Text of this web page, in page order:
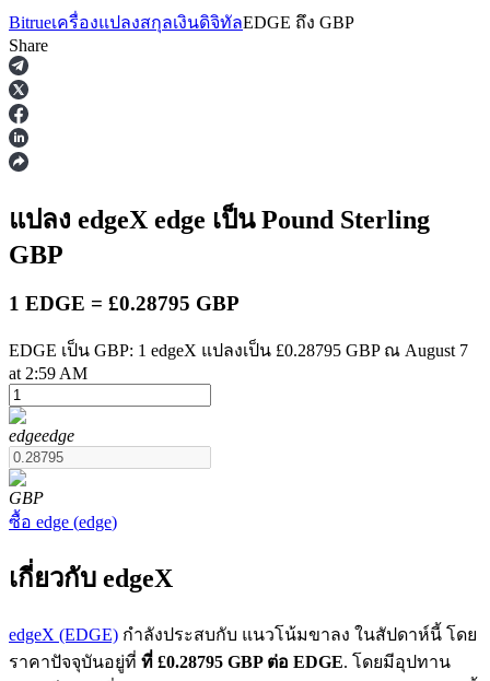
ฟิวเจอร์ส
ฟิวเจอร์สที่ใช้ USDT เป็นหลักประกัน
ฟิวเจอร์ส COIN-M
Bitrueเครื่องแปลงสกุลเงินดิจิทัลEDGE ถึง GBP
Share
แปลง edgeX edge เป็น Pound Sterling
GBP
1 EDGE = £0.28795 GBP
EDGE เป็น GBP: 1 edgeX แปลงเป็น £0.28795 GBP ณ August 7
at 2:59 AM
edgeedge
GBP
ซื้อ edge (edge)
เกี่ยวกับ edgeX
edgeX (EDGE) กำลังประสบกับ แนวโน้มขาลง ในสัปดาห์นี้ โดย
ราคาปัจจุบันอยู่ที่ ที่ £0.28795 GBP ต่อ EDGE. โดยมีอุปทาน